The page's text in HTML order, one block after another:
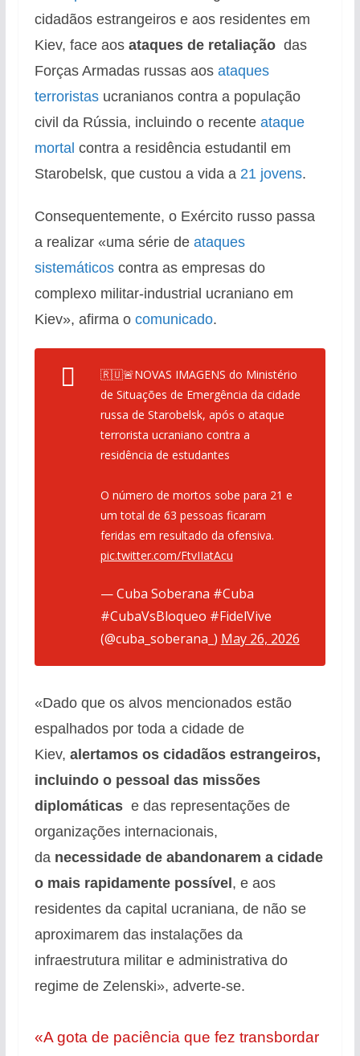
cidadãos estrangeiros e aos residentes em
Kiev, face aos ataques de retaliaçãodas
Forças Armadas russas aos ataques
terroristasucranianos contra a população
civil da Rússia, incluindo o recente ataque
mortal contra a residência estudantil em
Starobelsk, que custou a vida a 21 jovens.
Consequentemente, o Exército russo passa
a realizar «uma série de ataques
sistemáticoscontra as empresas do
complexo militar-industrial ucraniano em
Kiev», afirma o comunicado.
🇷🇺🚨NOVAS IMAGENS do Ministério
de Situações de Emergência da cidade
russa de Starobelsk, após o ataque
terrorista ucraniano contra a
residência de estudantes
O número de mortos sobe para 21 e
um total de 63 pessoas ficaram
feridas em resultado da ofensiva.
pic.twitter.com/FtvIIatAcu
— Cuba Soberana #Cuba
#CubaVsBloqueo #FidelVive
(@cuba_soberana_) May 26, 2026
«Dado que os alvos mencionados estão
espalhados por toda a cidade de
Kiev, alertamos os cidadãos estrangeiros,
incluindo o pessoal das missões
diplomáticase das representações de
organizações internacionais,
da necessidade de abandonarem a cidade
o mais rapidamente possível, e aos
residentes da capital ucraniana, de não se
aproximarem das instalações da
infraestrutura militar e administrativa do
regime de Zelenski», adverte-se.
«A gota de paciência que fez transbordar